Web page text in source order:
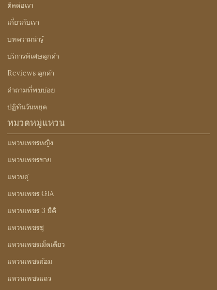
ติดต่อเรา
เกี่ยวกับเรา
บทความน่ารู้
บริการพิเศษลูกค้า
Reviews ลูกค้า
คำถามที่พบบ่อย
ปฏิทินวันหยุด
หมวดหมู่แหวน
แหวนเพชรหญิง
แหวนเพชรชาย
แหวนคู่
แหวนเพชร GIA
แหวนเพชร 3 มิติ
แหวนเพชรชู
แหวนเพชรเม็ดเดียว
แหวนเพชรล้อม
แหวนเพชรแถว